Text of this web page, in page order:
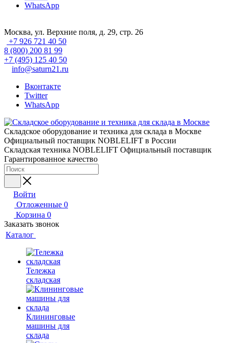
WhatsApp
Москва, ул. Верхние поля, д. 29, стр. 26
+7 926 721 40 50
8 (800) 200 81 99
+7 (495) 125 40 50
info@saturn21.ru
Вконтакте
Twitter
WhatsApp
Складское оборудование и техника для склада в Москве
Официальный поставщик NOBLELIFT в России
Складская техника NOBLELIFT Официальный поставщик
Гарантированное качество
Войти
Отложенные 0
Корзина 0
Заказать звонок
Каталог
Тележка
складская
Клининговые
машины для
склада